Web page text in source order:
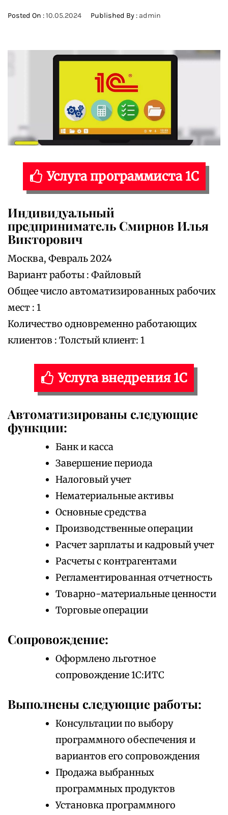
Posted On :10.05.2024 Published By : admin
Услуга программиста 1С
Индивидуальный
предприниматель Смирнов Илья
Викторович
Москва, Февраль 2024
Вариант работы : Файловый
Общее число автоматизированных рабочих
мест : 1
Количество одновременно работающих
клиентов : Толстый клиент: 1
Услуга внедрения 1С
Автоматизированы следующие
функции:
Банк и касса
Завершение периода
Налоговый учет
Нематериальные активы
Основные средства
Производственные операции
Расчет зарплаты и кадровый учет
Расчеты с контрагентами
Регламентированная отчетность
Товарно-материальные ценности
Торговые операции
Сопровождение:
Оформлено льготное
сопровождение 1С:ИТС
Выполнены следующие работы:
Консультации по выбору
программного обеспечения и
вариантов его сопровождения
Продажа выбранных
программных продуктов
Установка программного